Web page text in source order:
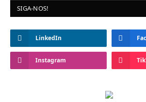
SIGA-NOS!
LinkedIn
Instagram